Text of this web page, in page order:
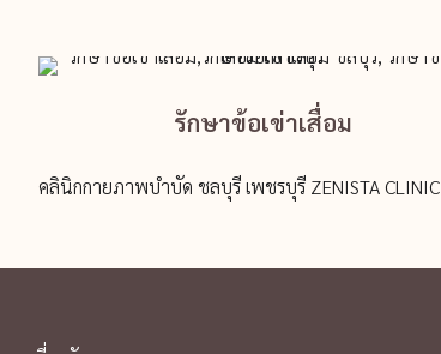
รักษาข้อเข่าเสื่อม
คลินิกกายภาพบำบัด ชลบุรี เพชรบุรี ZENISTA CLINIC